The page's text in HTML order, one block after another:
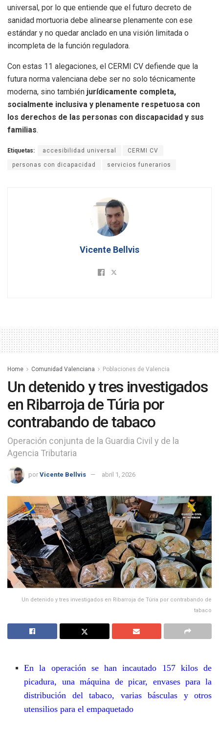
universal, por lo que entiende que el futuro decreto de
sanidad mortuoria debe alinearse plenamente con ese
estándar y no quedar anclado en una visión limitada o
incompleta de la función reguladora.
Con estas 11 alegaciones, el CERMI CV defiende que la
futura norma valenciana debe ser no solo técnicamente
moderna, sino también jurídicamente completa,
socialmente inclusiva y plenamente respetuosa con
los derechos de las personas con discapacidad y sus
familias.
Etiquetas: accesibilidad universal CERMI CV
personas con dicapacidad servicios funerarios
Vicente Bellvis
Home Comunidad Valenciana Poblaciones de Valencia
Un detenido y tres investigados
en Ribarroja de Túria por
contrabando de tabaco
Operación conjunta de la Guardia Civil y de la
Agencia Tributaria
por Vicente Bellvis abril 1, 2026
Un detenido y tres investigados en Ribarroja de Túria por contrabando de
tabaco
En la operación se han incautado 157 kilos de
picadura, una máquina de picar, envases para la
distribución del tabaco, varias básculas y otros
utensilios para el empaquetado